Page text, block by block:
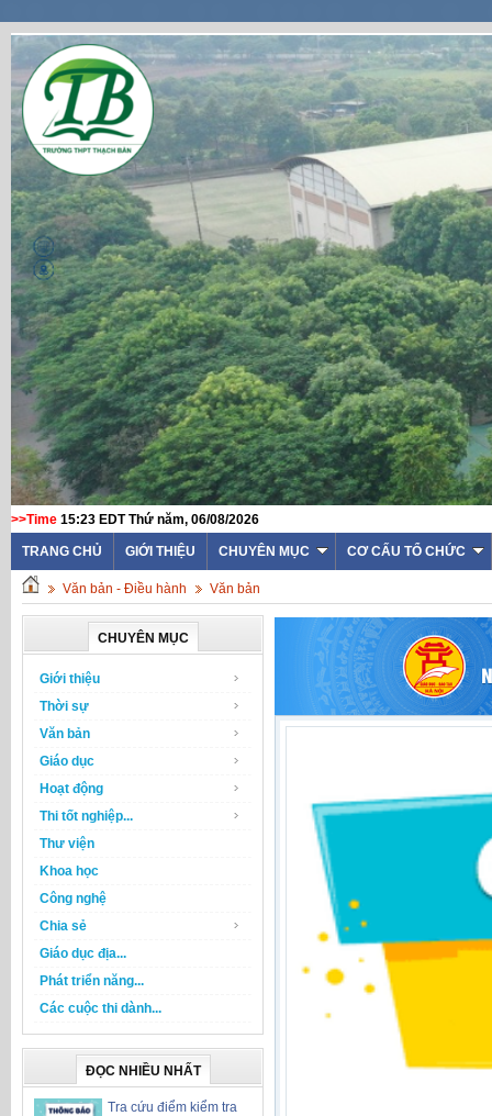
>>Time 15:23 EDT Thứ năm, 06/08/2026
TRANG CHỦ GIỚI THIỆU CHUYÊN MỤC CƠ CẤU TỔ CHỨC
Văn bản - Điều hành Văn bản
CHUYÊN MỤC
Giới thiệu
Thời sự
Văn bản
Giáo dục
Hoạt động
Thi tốt nghiệp...
Thư viện
Khoa học
Công nghệ
Chia sẻ
Giáo dục địa...
Phát triển năng...
Các cuộc thi dành...
ĐỌC NHIỀU NHẤT
Tra cứu điểm kiểm tra